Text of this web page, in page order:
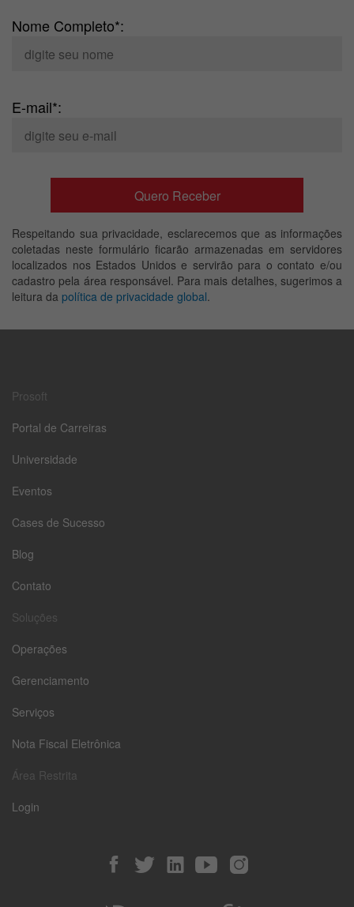
Nome Completo*:
E-mail*:
Respeitando sua privacidade, esclarecemos que as informações
coletadas neste formulário ficarão armazenadas em servidores
localizados nos Estados Unidos e servirão para o contato e/ou
cadastro pela área responsável. Para mais detalhes, sugerimos a
leitura da política de privacidade global.
Prosoft
Portal de Carreiras
Universidade
Eventos
Cases de Sucesso
Blog
Contato
Soluções
Operações
Gerenciamento
Serviços
Nota Fiscal Eletrônica
Área Restrita
Login